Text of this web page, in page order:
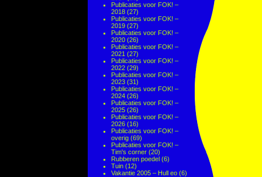
Publicaties voor FOK! –
2018 (27)
Publicaties voor FOK! –
2019 (27)
Publicaties voor FOK! –
2020 (26)
Publicaties voor FOK! –
2021 (27)
Publicaties voor FOK! –
2022 (29)
Publicaties voor FOK! –
2023 (31)
Publicaties voor FOK! –
2024 (26)
Publicaties voor FOK! –
2025 (26)
Publicaties voor FOK! –
2026 (16)
Publicaties voor FOK! –
overig (69)
Publicaties voor FOK! –
Tim's corner (20)
Rubberen poedel (6)
Tuin (12)
Vakantie 2005 – Hull eo (6)